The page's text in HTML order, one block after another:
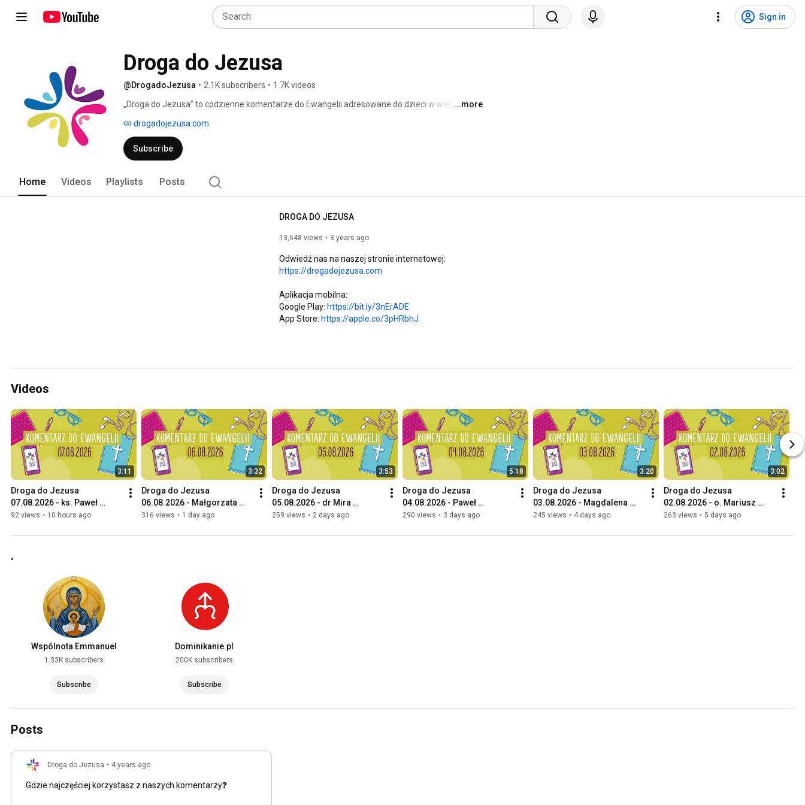
Sign in
Droga do Jezusa
@DrogadoJezusa • 2.1K subscribers • 1.7K videos
„Droga do Jezusa” to codzienne komentarze do Ewangelii adresowane do dzieci w wieku
przybliżać im nauczanie Jezusa zawarte na kartach Pisma Świętego.
...more
drogadojezusa.com
Subscribe
Home Videos Playlists Posts
DROGA DO JEZUSA
13,648 views 3 years ago
https://drogadojezusa.com
Aplikacja mobilna:
Google Play: https://bit.ly/3nErADE
https://apple.co/3pHRbhJ
Videos
3:11
Droga do Jezusa
07.08.2026 - ks. Paweł
Wawak i Michał
92 views • 10 hours ago
3:32
Droga do Jezusa
06.08.2026 - Małgorzata
Swędrowska
316 views • 1 day ago
3:53
Droga do Jezusa
05.08.2026 - dr Mira
Jankowska
259 views • 2 days ago
5:18
Droga do Jezusa
04.08.2026 - Paweł
Krzeminski
290 views • 3 days ago
3:20
Droga do Jezusa
03.08.2026 - Magdalena
Lisak
245 views • 4 days ago
3:02
Droga do Jezusa
02.08.2026 - o. Mariusz
Wójtowicz OCD
263 views • 5 days ago
.
Wspólnota Emmanuel
1.33K subscribers
Subscribe
Dominikanie.pl
200K subscribers
Subscribe
Posts
Droga do Jezusa • 4 years ago
Gdzie najczęściej korzystasz z naszych komentarzy❓